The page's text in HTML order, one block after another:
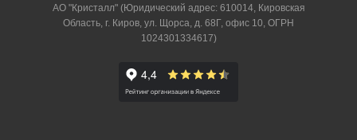
АО "Кристалл" (Юридический адрес: 610014, Кировская
Область, г. Киров, ул. Щорса, д. 68Г, офис 10, ОГРН
1024301334617)